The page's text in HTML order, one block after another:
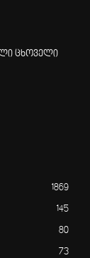
ცხოველი
1869
145
80
73